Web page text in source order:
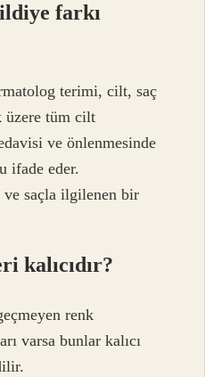
farkı
terimi, cilt, saç
üzere tüm cilt
ve önlenmesinde
ifade eder.
saçla ilgilenen bir
kalıcıdır?
renk
varsa bunlar kalıcı